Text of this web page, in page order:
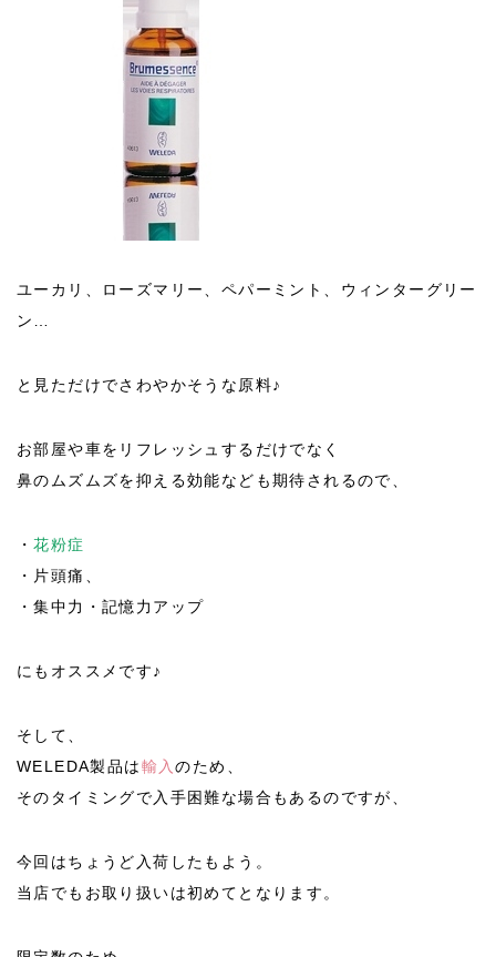
ユーカリ、ローズマリー、ペパーミント、ウィンターグリー
ン…
と見ただけでさわやかそうな原料♪
お部屋や車をリフレッシュするだけでなく
鼻のムズムズを抑える効能なども期待されるので、
・花粉症
・片頭痛、
・集中力・記憶力アップ
にもオススメです♪
そして、
WELEDA製品は輸入のため、
そのタイミングで入手困難な場合もあるのですが、
今回はちょうど入荷したもよう。
当店でもお取り扱いは初めてとなります。